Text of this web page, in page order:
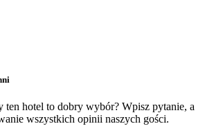
ten hotel to dobry wybór? Wpisz pytanie, a
wszystkich opinii naszych gości.